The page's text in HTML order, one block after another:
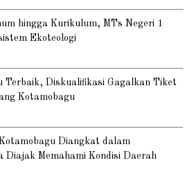
hingga Kurikulum, MTs Negeri 1
Ekoteologi
Terbaik, Diskualifikasi Gagalkan Tiket
Kotamobagu
Diangkat dalam
Diajak Memahami Kondisi Daerah